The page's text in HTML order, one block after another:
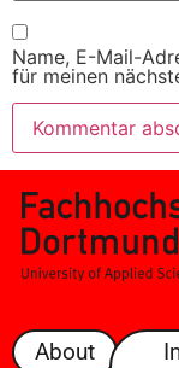
Name, E-Mail-
für meinen
About